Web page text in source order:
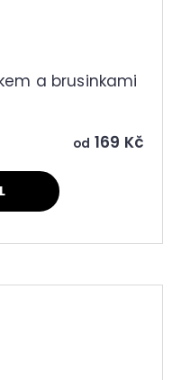
a brusinkami
od 169 Kč